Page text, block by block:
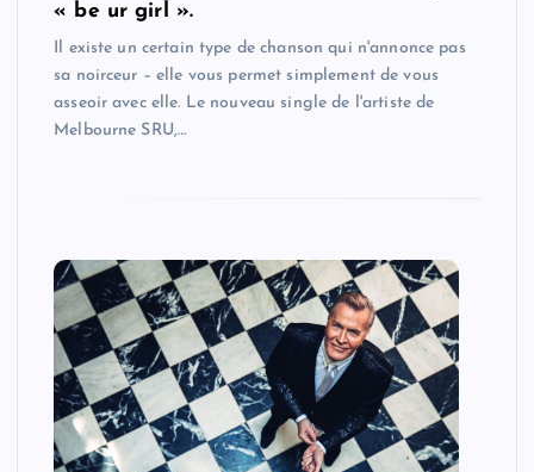
« be ur girl ».
Il existe un certain type de chanson qui n'annonce pas
sa noirceur – elle vous permet simplement de vous
asseoir avec elle. Le nouveau single de l'artiste de
Melbourne SRU,…